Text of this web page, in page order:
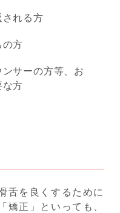
れる方
方
サーの方等、お
方
舌を良くするために
矯正」といっても、